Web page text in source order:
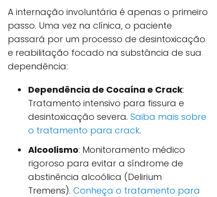
A internação involuntária é apenas o primeiro
passo. Uma vez na clínica, o paciente
passará por um processo de desintoxicação
e reabilitação focado na substância de sua
dependência:
Dependência de Cocaína e Crack:
Tratamento intensivo para fissura e
desintoxicação severa. Saiba mais sobre
o tratamento para crack.
Alcoolismo: Monitoramento médico
rigoroso para evitar a síndrome de
abstinência alcoólica (Delirium
Tremens). Conheça o tratamento para